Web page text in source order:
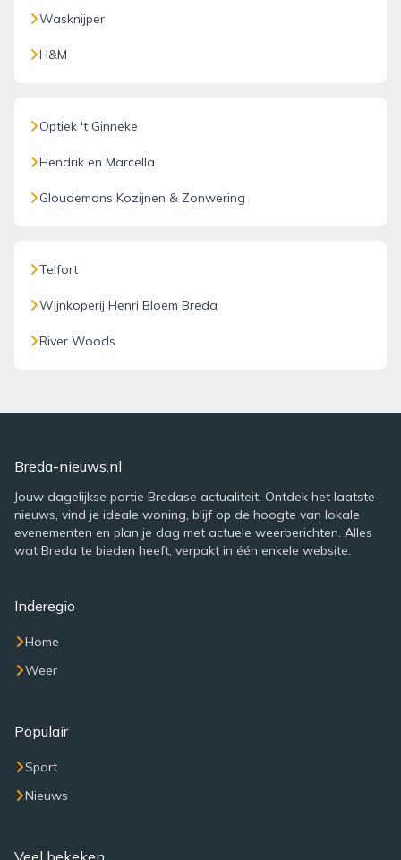
Wasknijper
H&M
Optiek 't Ginneke
Hendrik en Marcella
Gloudemans Kozijnen & Zonwering
Telfort
Wijnkoperij Henri Bloem Breda
River Woods
Breda-nieuws.nl
Jouw dagelijkse portie Bredase actualiteit. Ontdek het laatste
nieuws, vind je ideale woning, blijf op de hoogte van lokale
evenementen en plan je dag met actuele weerberichten. Alles
wat Breda te bieden heeft, verpakt in één enkele website.
Inderegio
Home
Weer
Populair
Sport
Nieuws
Veel bekeken